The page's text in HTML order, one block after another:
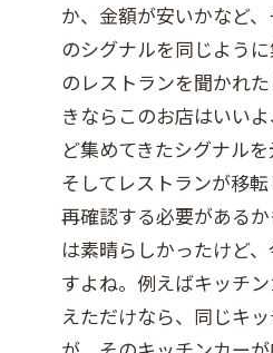
か、金額が安いかなど
のシグナルを同じよう
のレストランを聞かれ
きならこのお店はいい
ど集めてきたシグナルを
そしてレストランが移
再確認する必要がある
は素晴らしかったけど
すよね。例えばキッチ
えただけなら、同じキ